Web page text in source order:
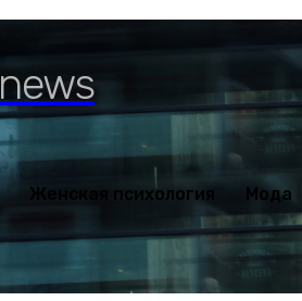
news
Женская психология Мода